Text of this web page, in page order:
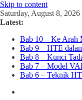
Skip to content
Saturday, August 8, 2026
Latest:
Bab 10 – Ke Arah
Bab 9 – HTE
Bab 8 – Kunci
Bab 7 – Model
Bab 6 – Teknik